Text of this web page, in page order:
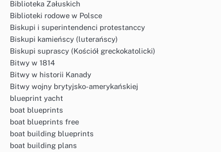
Biblioteka Załuskich
Biblioteki rodowe w Polsce
Biskupi i superintendenci protestanccy
Biskupi kamieńscy (luterańscy)
Biskupi suprascy (Kościół greckokatolicki)
Bitwy w 1814
Bitwy w historii Kanady
Bitwy wojny brytyjsko-amerykańskiej
blueprint yacht
boat blueprints
boat blueprints free
boat building blueprints
boat building plans